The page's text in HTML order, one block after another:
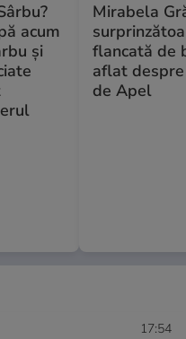
acum
și
Mirabela
flancată de
aflat
de Apel
17:54